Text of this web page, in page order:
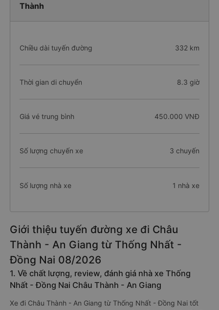
Thành
Chiều dài tuyến đường 332 km
Thời gian di chuyển 8.3 giờ
Giá vé trung bình 450.000 VNĐ
Số lượng chuyến xe 3 chuyến
Số lượng nhà xe 1 nhà xe
Giới thiệu tuyến đường xe đi Châu
Thành - An Giang từ Thống Nhất -
Đồng Nai 08/2026
1. Về chất lượng, review, đánh giá nhà xe Thống
Nhất - Đồng Nai Châu Thành - An Giang
Xe đi Châu Thành - An Giang từ Thống Nhất - Đồng Nai tốt